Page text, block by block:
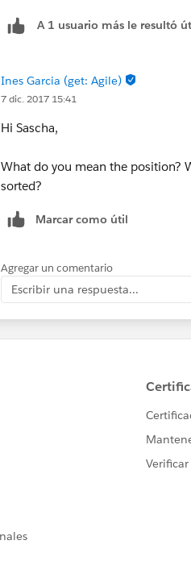
A 1 usuario más le resultó
Ines Garcia (get: Agile)
7 dic. 2017 15:41
Hi Sascha,
What do you mean the position?
sorted?
Marcar como útil
Agregar un comentario
Escribir una respuesta...